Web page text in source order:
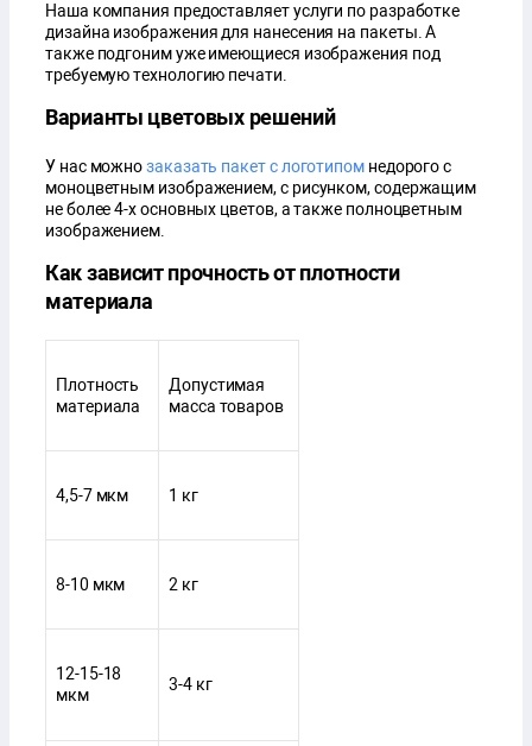
Наша компания предоставляет услуги по разработке
дизайна изображения для нанесения на пакеты. А
также подгоним уже имеющиеся изображения под
требуемую технологию печати.
Варианты цветовых решений
У нас можнозаказать пакет с логотипомнедорого с
моноцветным изображением, с рисунком, содержащим
не более 4-х основных цветов, а также полноцветным
изображением.
Как зависит прочность от плотности
материала
Плотность
материала
Допустимая
масса товаров
4,5-7 мкм 1 кг
8-10 мкм 2 кг
12-15-18
мкм
3-4 кг